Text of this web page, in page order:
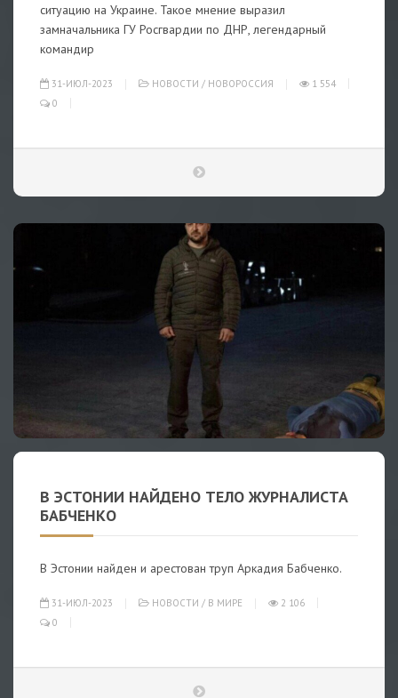
ситуацию на Украине. Такое мнение выразил
замначальника ГУ Росгвардии по ДНР, легендарный
командир
31-ИЮЛ-2023 НОВОСТИ / НОВОРОССИЯ
1 554
0
В ЭСТОНИИ НАЙДЕНО ТЕЛО ЖУРНАЛИСТА
БАБЧЕНКО
В Эстонии найден и арестован труп Аркадия Бабченко.
31-ИЮЛ-2023 НОВОСТИ / В МИРЕ
2 106
0